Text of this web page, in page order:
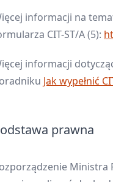
informacji na
CIT-ST/A (5):
informacji
Jak wypełnić
prawna
Ministra